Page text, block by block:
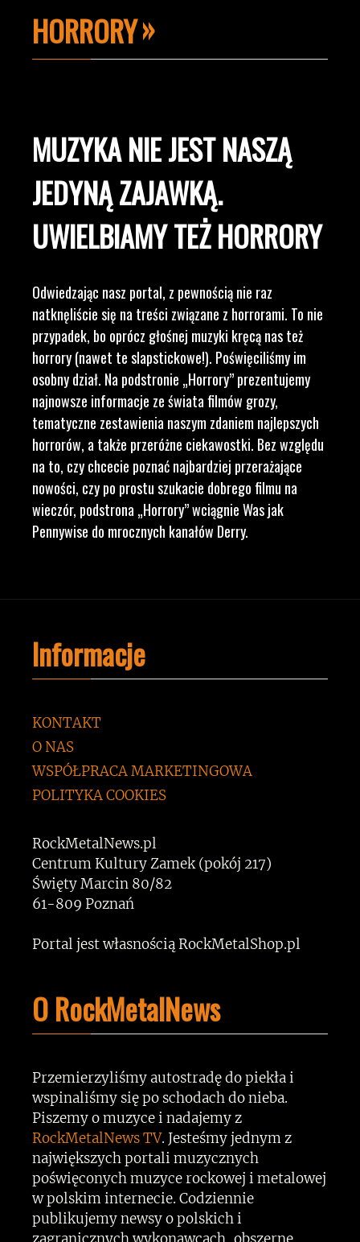
HORRORY
MUZYKA NIE JEST NASZĄ
JEDYNĄ ZAJAWKĄ.
UWIELBIAMY TEŻ HORRORY
Odwiedzając nasz portal, z pewnością nie raz
natknęliście się na treści związane z horrorami. To nie
przypadek, bo oprócz głośnej muzyki kręcą nas też
horrory (nawet te slapstickowe!). Poświęciliśmy im
osobny dział. Na podstronie „Horrory” prezentujemy
najnowsze informacje ze świata filmów grozy,
tematyczne zestawienia naszym zdaniem najlepszych
horrorów, a także przeróżne ciekawostki. Bez względu
na to, czy chcecie poznać najbardziej przerażające
nowości, czy po prostu szukacie dobrego filmu na
wieczór, podstrona „Horrory” wciągnie Was jak
Pennywise do mrocznych kanałów Derry.
Informacje
KONTAKT
O NAS
WSPÓŁPRACA MARKETINGOWA
POLITYKA COOKIES
RockMetalNews.pl
Centrum Kultury Zamek (pokój 217)
Święty Marcin 80/82
61-809 Poznań
Portal jest własnością RockMetalShop.pl
O RockMetalNews
Przemierzyliśmy autostradę do piekła i
wspinaliśmy się po schodach do nieba.
Piszemy o muzyce i nadajemy z
RockMetalNews TV. Jesteśmy jednym z
największych portali muzycznych
poświęconych muzyce rockowej i metalowej
w polskim internecie. Codziennie
publikujemy newsy o polskich i